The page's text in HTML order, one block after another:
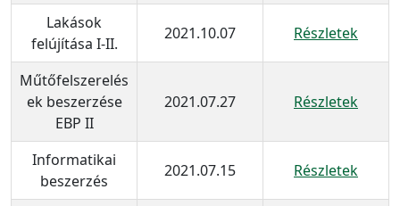
Lakások
felújítása I-II.
2021.10.07 Részletek
Műtőfelszerelés
ek beszerzése
EBP II
2021.07.27 Részletek
Informatikai
beszerzés
2021.07.15 Részletek